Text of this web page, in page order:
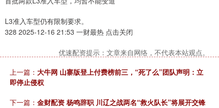
L3准入车型仍有限制要求。
328 2025-12-16 21:53 一财最热 点击关闭
优速配资提示：文章来自网络，不代表本站观点。
上一篇： 大牛网 山寨版登上付费榜前三，“死了么”团队声明：立
即停止侵权
下一篇： 金财配资 杨鸣辞职 川辽之战两名“救火队长”将展开交锋